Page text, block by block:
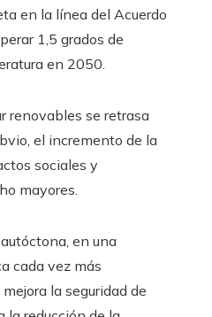
en la línea del Acuerdo
1,5 grados de
en 2050.
renovables se retrasa
el incremento de la
sociales y
mayores.
en una
cada vez más
la seguridad de